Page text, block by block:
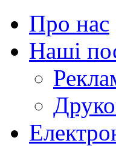
Про нас
Наші